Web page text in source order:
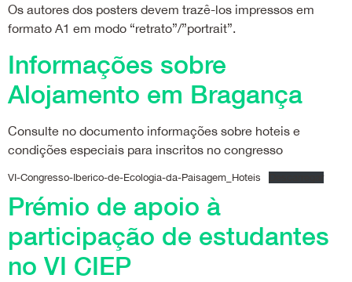
Os autores dos posters devem trazê-los impressos em
formato A1 em modo “retrato”/”portrait”.
Informações sobre
Alojamento em Bragança
Consulte no documento informações sobre hoteis e
condições especiais para inscritos no congresso
VI-Congresso-Iberico-de-Ecologia-da-Paisagem_Hoteis
Prémio de apoio à
participação de estudantes
no VI CIEP